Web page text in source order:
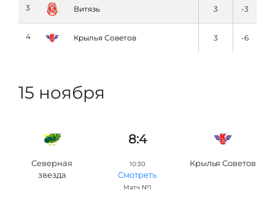
3 Витязь 3 -3
4 Крылья Советов 3 -6
15 ноября
8:4
Северная
звезда
10:30
Смотреть
Матч №1
Крылья Советов